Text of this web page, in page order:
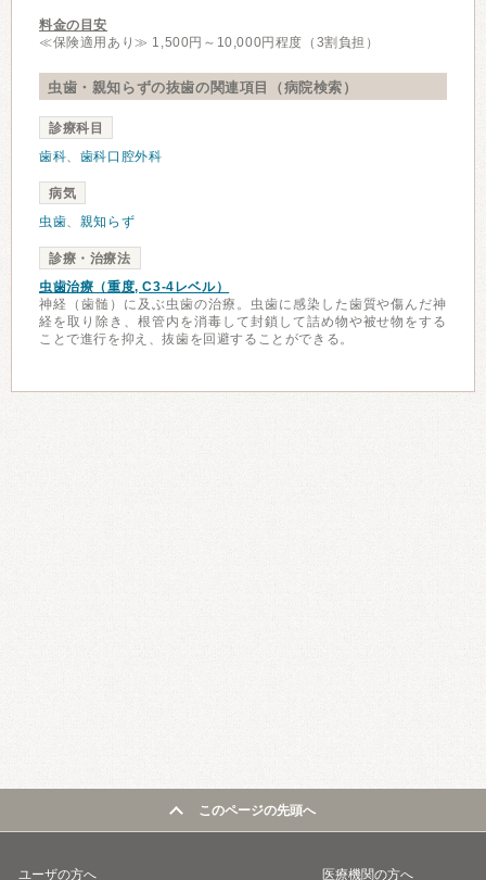
料金の目安
≪保険適用あり≫ 1,500円～10,000円程度（3割負担）
虫歯・親知らずの抜歯の関連項目（病院検索）
診療科目
歯科、 歯科口腔外科
病気
虫歯、 親知らず
診療・治療法
虫歯治療（重度, C3-4レベル）
神経（歯髄）に及ぶ虫歯の治療。虫歯に感染した歯質や傷んだ神
経を取り除き、根管内を消毒して封鎖して詰め物や被せ物をする
ことで進行を抑え、抜歯を回避することができる。
このページの先頭へ
ユーザの方へ 医療機関の方へ